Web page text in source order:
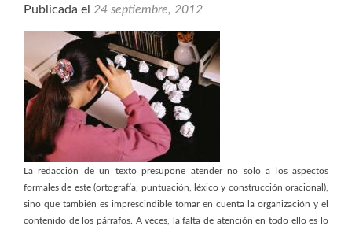
Publicada el 24 septiembre, 2012
La redacción de un texto presupone atender no solo a los aspectos
formales de este (ortografía, puntuación, léxico y construcción oracional),
sino que también es imprescindible tomar en cuenta la organización y el
contenido de los párrafos. A veces, la falta de atención en todo ello es lo